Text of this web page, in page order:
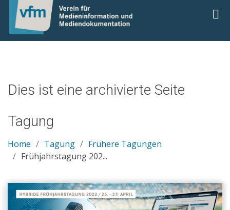
Dies ist eine archivierte Seite
Tagung
Home Tagung
Frühere Tagungen
Frühjahrstagung 202...